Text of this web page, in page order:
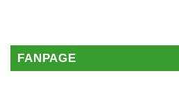
FANPAGE